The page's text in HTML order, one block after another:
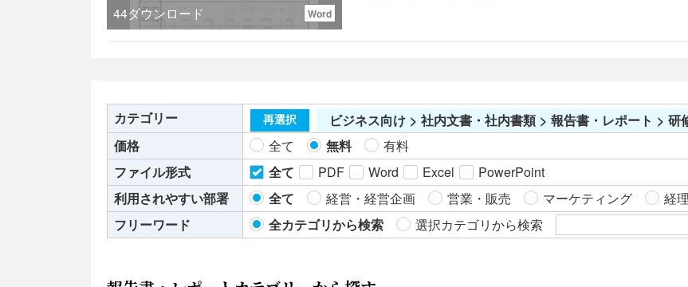
講師やテーマ別研修の案内に＞ 「テーマ」「講師」「内
欄を明記することで、受講目的を明確に伝えられます。
込者の取りまとめ・人事部の研修連絡用として＞ 申込方
担当者名も記載でき、社内フローの一本化に寄与します。
利用・作成時のポイント ＜「記」以下の表形式に研修情報
正確に記入＞ 日時・会場・申込期限など、抜け漏れがな
う確認しましょう。 ＜案内文は目的や必要性を簡潔に伝
＞ 「何のための研修か」を明示することで、参加率向上
44ダウンロード Word
の目的や目標を明確にでき、参加者は何を学ぶべきかを
しやすくなる。 こちらは表形式を採用した、Word版の研修ス
ケジュールのテンプレートです。無料でダウンロードでき
ので、自社で研修を実施する際にご活用ください。
カテゴリー 再選択
ビジネス向け > 社内文書・社内書類 > 報告書・レポート > 研
価格
全て 無料
有料
ファイル形式
全て PDF Word Excel
PowerPoint
利用されやすい部署
全て 経営・経営企画 営業・販売 マーケティング
経
フリーワード
全カテゴリから検索 選択カテゴリから検索